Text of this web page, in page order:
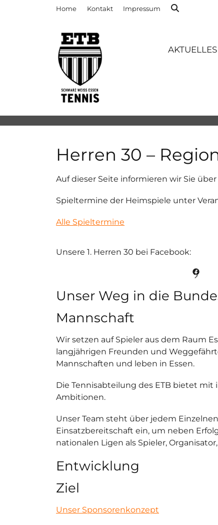
Home Kontakt Impressum
AKTUELLES
Herren 30 –
Auf dieser Seite informieren wir Sie
Spieltermine der Heimspiele unter
Alle Spieltermine
Unsere 1. Herren 30 bei Facebook:
Facebook
Unser Weg in die
Mannschaft
Wir setzen auf Spieler aus dem Raum
langjährigen Freunden und
Mannschaften und leben in Essen.
Die Tennisabteilung des ETB bietet
Ambitionen.
Unser Team steht über jedem
Einsatzbereitschaft ein, um neben
nationalen Ligen als Spieler,
Entwicklung
Ziel
Unser Sponsorenkonzept